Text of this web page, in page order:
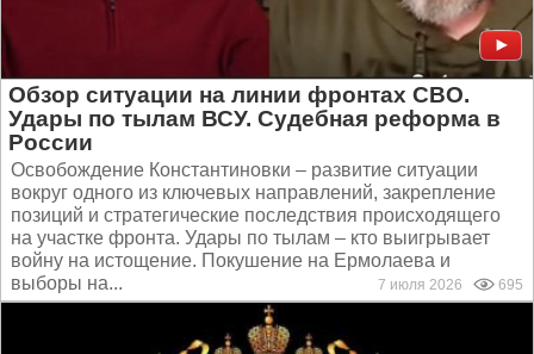
Обзор ситуации на линии фронтах СВО.
Удары по тылам ВСУ. Судебная реформа в
России
Освобождение Константиновки – развитие ситуации
вокруг одного из ключевых направлений, закрепление
позиций и стратегические последствия происходящего
на участке фронта. Удары по тылам – кто выигрывает
войну на истощение. Покушение на Ермолаева и
выборы на...
7 июля 2026 695